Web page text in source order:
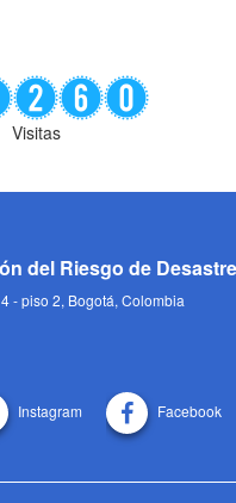
Visitas
del Riesgo de
- piso 2, Bogotá, Colombia
Instagram Facebook